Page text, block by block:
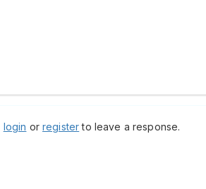
login orregisterto leave a response.